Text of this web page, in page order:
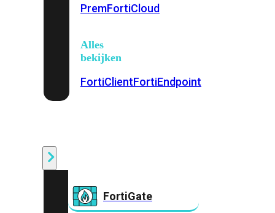
PremFortiCloud
Alles
bekijken
FortiClientFortiEndpoint
FortiGate